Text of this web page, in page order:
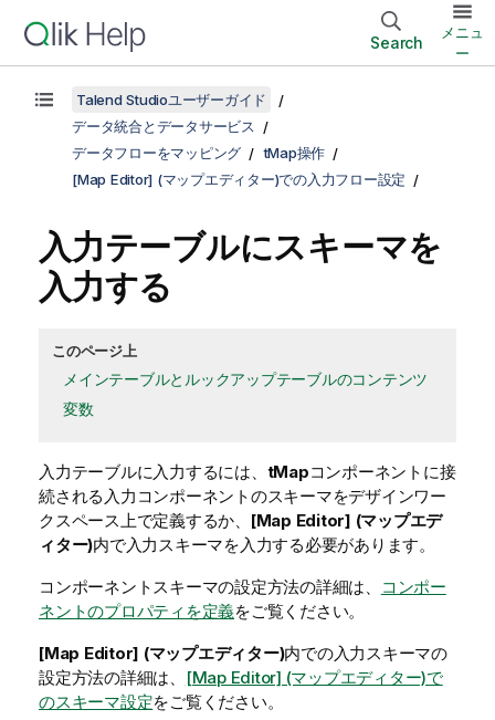
Search
メニュ
ー
Talend Studioユーザーガイド
データ統合とデータサービス
データフローをマッピング
tMap操作
[Map Editor] (マップエディター)での入力フロー設定
入力テーブルにスキーマを
入力する
このページ上
メインテーブルとルックアップテーブルのコンテンツ
変数
入力テーブルに入力するには、 tMapコンポーネントに接
続される入力コンポーネントのスキーマをデザインワー
クスペース上で定義するか、 [Map Editor] (マップエデ
ィター)内で入力スキーマを入力する必要があります。
コンポーネントスキーマの設定方法の詳細は、
コンポー
ネントのプロパティを定義をご覧ください。
[Map Editor] (マップエディター)内での入力スキーマの
設定方法の詳細は、
[Map Editor] (マップエディター)で
のスキーマ設定をご覧ください。